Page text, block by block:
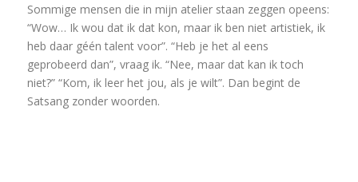
Sommige mensen die in mijn atelier staan zeggen opeens:
“Wow… Ik wou dat ik dat kon, maar ik ben niet artistiek, ik
heb daar géén talent voor”. “Heb je het al eens
geprobeerd dan”, vraag ik. “Nee, maar dat kan ik toch
niet?” “Kom, ik leer het jou, als je wilt”. Dan begint de
Satsang zonder woorden.